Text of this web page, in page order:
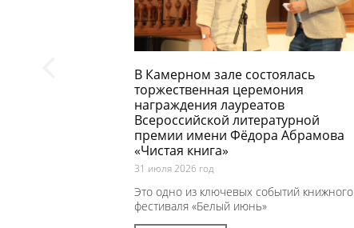
В Камерном зале состоялась
торжественная церемония
награждения лауреатов
Всероссийской литературной
премии имени Фёдора Абрамова
«Чистая книга»
31 июля 2026 год
Это одно из ключевых событий книжного
фестиваля «Белый июнь»